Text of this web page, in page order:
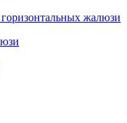
жалюзи